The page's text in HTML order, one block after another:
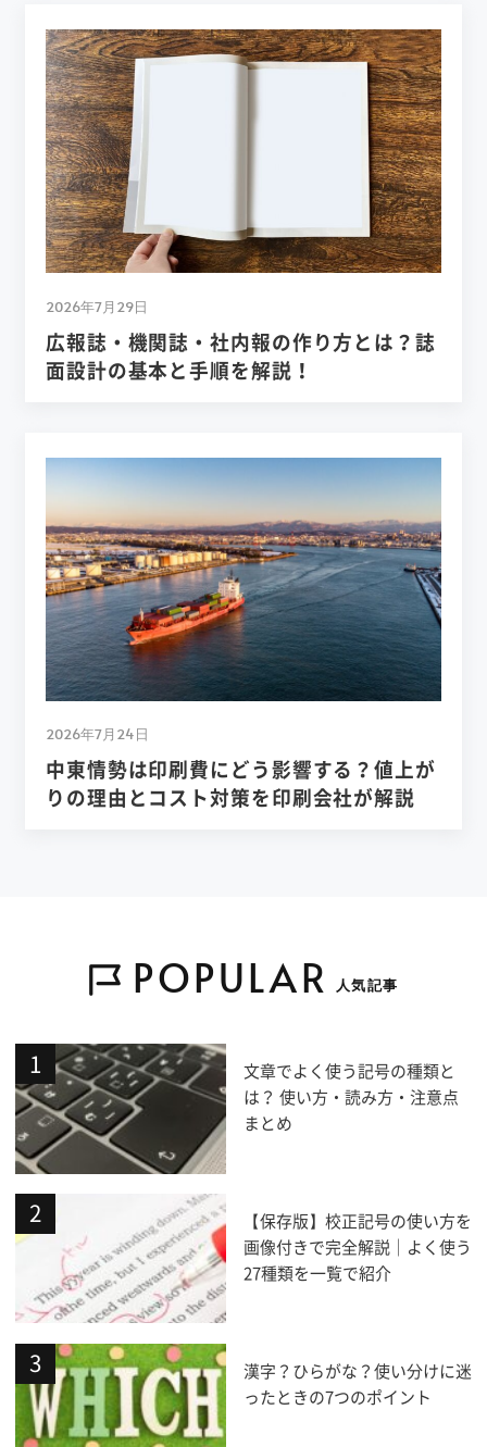
2026年7月29日
広報誌・機関誌・社内報の作り方とは？誌
面設計の基本と手順を解説！
2026年7月24日
中東情勢は印刷費にどう影響する？値上が
りの理由とコスト対策を印刷会社が解説
POPULAR 人気記事
文章でよく使う記号の種類と
は？ 使い方・読み方・注意点
まとめ
【保存版】校正記号の使い方を
画像付きで完全解説｜よく使う
27種類を一覧で紹介
漢字？ひらがな？使い分けに迷
ったときの7つのポイント